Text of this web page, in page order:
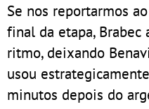
Se nos reportarmos
final da etapa, Brabec
ritmo, deixando
usou
minutos depois do